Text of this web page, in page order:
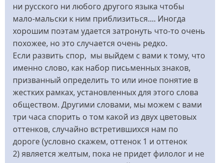
ни русского ни любого другого языка чтобы
мало-мальски к ним приблизиться.... Иногда
хорошим поэтам удается затронуть что-то очень
похожее, но это случается очень редко.
Если развить спор, мы выйдем с вами к тому, что
именно слово, как набор письменных знаков,
призванный определить то или иное понятие в
жестких рамках, установленных для этого слова
обществом. Другими словами, мы можем с вами
три часа спорить о том какой из двух цветовых
оттенков, случайно встретившихся нам по
дороге (условно скажем, оттенок 1 и оттенок
2) является желтым, пока не придет филолог и не